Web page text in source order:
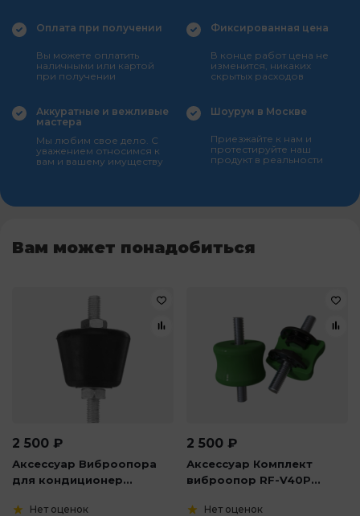
Оплата при получении
Вы можете оплатить
наличными или картой
при получении
Фиксированная цена
В конце работ цена не
изменится, никаких
скрытых расходов
Аккуратные и вежливые
мастера
Мы любим свое дело. С
уважением относимся к
вам и вашему имуществу
Шоурум в Москве
Приезжайте к нам и
протестируйте наш
продукт в реальности
Вам может понадобиться
2 500 ₽
Аксессуар Виброопора
для кондиционер...
Нет оценок
2 500 ₽
Аксессуар Комплект
виброопор RF-V40P...
Нет оценок